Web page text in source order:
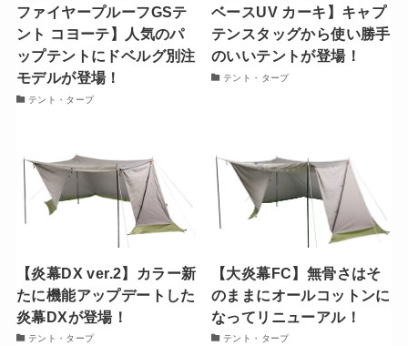
ファイヤープルーフGSテ
ント コヨーテ】人気のパ
ップテントにドベルグ別注
モデルが登場！
テント・タープ
ベースUV カーキ】キャプ
テンスタッグから使い勝手
のいいテントが登場！
テント・タープ
【炎幕DX ver.2】カラー新
たに機能アップデートした
炎幕DXが登場！
テント・タープ
【大炎幕FC】無骨さはそ
のままにオールコットンに
なってリニューアル！
テント・タープ